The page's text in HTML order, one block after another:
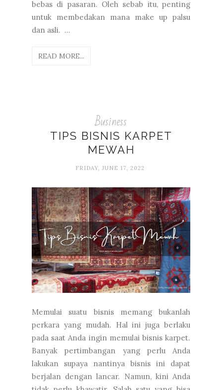
bebas di pasaran. Oleh sebab itu, penting
untuk membedakan mana make up palsu
dan asli. ...
READ MORE...
Business
TIPS BISNIS KARPET
MEWAH
FRIDAY, JUNE 17, 2022
Memulai suatu bisnis memang bukanlah
perkara yang mudah. Hal ini juga berlaku
pada saat Anda ingin memulai bisnis karpet.
Banyak pertimbangan yang perlu Anda
lakukan supaya nantinya bisnis ini dapat
berjalan dengan lancar. Namun, kini Anda